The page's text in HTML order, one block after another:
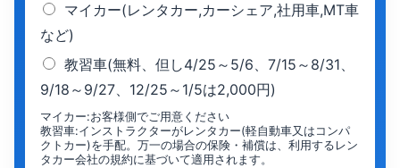
マイカー(レンタカー,カーシェア,社用車,MT車
など)
教習車(無料、但し4/25～5/6、7/15～8/31、
9/18～9/27、12/25～1/5は2,000円)
マイカー:お客様側でご用意ください
教習車:インストラクターがレンタカー(軽自動車又はコンパ
クトカー)を手配。万一の場合の保険・補償は、利用するレン
タカー会社の規約に基づいて適用されます。